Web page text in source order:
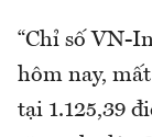
“Chỉ số VN-
hôm nay,
tại 1.125,39